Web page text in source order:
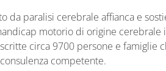
da paralisi cerebrale affianca e
motorio di origine cerebrale
circa 9700 persone e famiglie
competente.